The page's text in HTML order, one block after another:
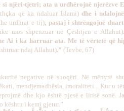
si njëri-tjetri; ata u urdhërojnë njerëzve
që ka ndaluar Islami)dhe i
urdhrat e tij), pastaj i shtrëngojnë
mos shpenzuar në Çështjen e Allahut)
Ai i ka harruar ata. Me të vërtetë që
ndaj Allahut).” (Tevbe, 67)
negative në shoqëri. Në mënyrë
mendjemadhësia, imoraliteti... Kur u
dhe kjo është pjesë e lirisë sonë.
kështu i kemi gjetur.”